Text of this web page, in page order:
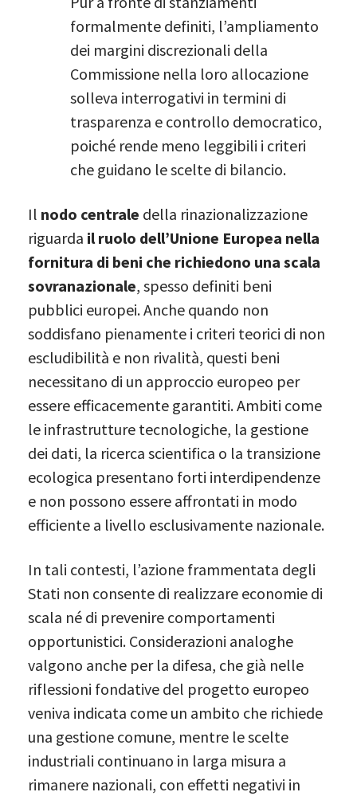
formalmente definiti, l’ampliamento
dei margini discrezionali della
Commissione nella loro allocazione
solleva interrogativi in termini di
trasparenza e controllo democratico,
poiché rende meno leggibili i criteri
che guidano le scelte di bilancio.
Il nodo centrale della rinazionalizzazione
riguarda il ruolo dell’Unione Europea nella
fornitura di beni che richiedono una scala
sovranazionale, spesso definiti beni
pubblici europei. Anche quando non
soddisfano pienamente i criteri teorici di non
escludibilità e non rivalità, questi beni
necessitano di un approccio europeo per
essere efficacemente garantiti. Ambiti come
le infrastrutture tecnologiche, la gestione
dei dati, la ricerca scientifica o la transizione
ecologica presentano forti interdipendenze
e non possono essere affrontati in modo
efficiente a livello esclusivamente nazionale.
In tali contesti, l’azione frammentata degli
Stati non consente di realizzare economie di
scala né di prevenire comportamenti
opportunistici. Considerazioni analoghe
valgono anche per la difesa, che già nelle
riflessioni fondative del progetto europeo
veniva indicata come un ambito che richiede
una gestione comune, mentre le scelte
industriali continuano in larga misura a
rimanere nazionali, con effetti negativi in